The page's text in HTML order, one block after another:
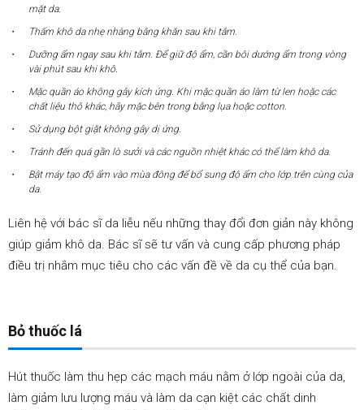
mặt da.
Thấm khô da nhẹ nhàng bằng khăn sau khi tắm.
Dưỡng ẩm ngay sau khi tắm. Để giữ độ ẩm, cần bôi dướng ẩm trong vòng
vài phút sau khi khô.
Mặc quần áo không gây kích ứng. Khi mặc quần áo làm từ len hoặc các
chất liệu thô khác, hãy mặc bên trong bằng lụa hoặc cotton.
Sử dụng bột giặt không gây dị ứng.
Tránh đến quá gần lò sưởi và các nguồn nhiệt khác có thể làm khô da.
Bật máy tạo độ ẩm vào mùa đông để bổ sung độ ẩm cho lớp trên cùng của
da.
Liên hệ với bác sĩ da liễu nếu những thay đổi đơn giản này không
giúp giảm khô da. Bác sĩ sẽ tư vấn và cung cấp phương pháp
điều trị nhắm mục tiêu cho các vấn đề về da cụ thể của bạn.
Bỏ thuốc lá
Hút thuốc làm thu hẹp các mạch máu nằm ở lớp ngoài của da,
làm giảm lưu lượng máu và làm da cạn kiệt các chất dinh